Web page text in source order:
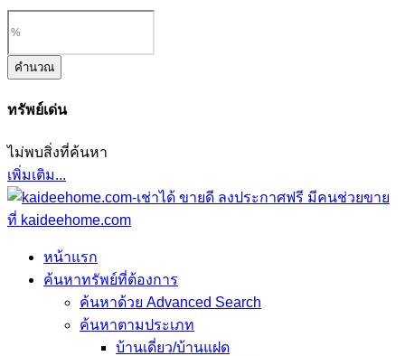
คำนวณ
ทรัพย์เด่น
ไม่พบสิ่งที่ค้นหา
เพิ่มเติม...
หน้าแรก
ค้นหาทรัพย์ที่ต้องการ
ค้นหาด้วย Advanced Search
ค้นหาตามประเภท
บ้านเดี่ยว/บ้านแฝด